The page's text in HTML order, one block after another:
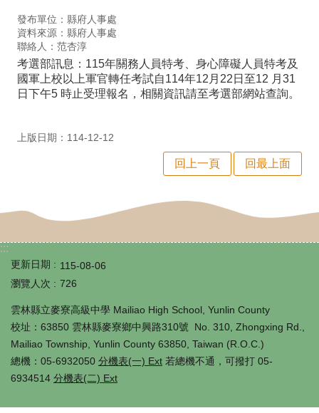
處
室
教
師
區
行
填
報
系
發布單位：縣府人事處
資料來源：縣府人事處
聯絡人：范杏淳
考選部訊息：115年關務人員特考、身心障礙人員特考及
國軍上校以上軍官轉任考試自114年12月22日至12 月31
日下午5 時止受理報名，相關資訊請至考選部網站查詢。
上版日期：114-12-12
回上一頁 回最上面
:::
更新日期
115-08-06
瀏覽人次
726
雲林縣立麥寮高級中學 Mailiao High School, Yunlin County
校址：63850 雲林縣麥寮鄉中興路310號 No. 310, Zhongxing Rd.,
Mailiao Township, Yunlin County 63850, Taiwan (R.O.C.)
總機：05-6932050 分機表(一) Ext 若總機不通，可撥打 05-
6934514 分機表(二) Ext